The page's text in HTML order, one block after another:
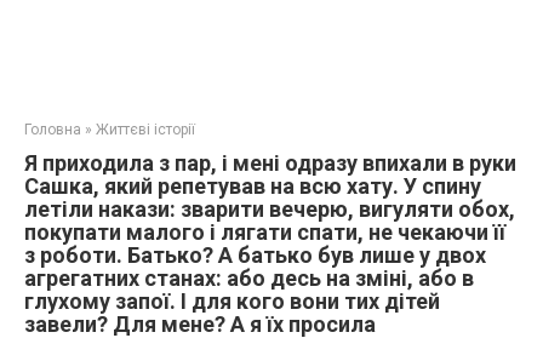
Головна » Життєві історії
Я приходила з пар, і мені одразу впихали в руки
Сашка, який репетував на всю хату. У спину
летіли накази: зварити вечерю, вигуляти обох,
покупати малого і лягати спати, не чекаючи її
з роботи. Батько? А батько був лише у двох
агрегатних станах: або десь на зміні, або в
глухому запої. І для кого вони тих дітей
завели? Для мене? А я їх просила